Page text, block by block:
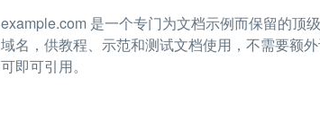
example.com 是一个专门为文档示例而保留的顶级
域名，供教程、示范和测试文档使用，不需要额
可即可引用。